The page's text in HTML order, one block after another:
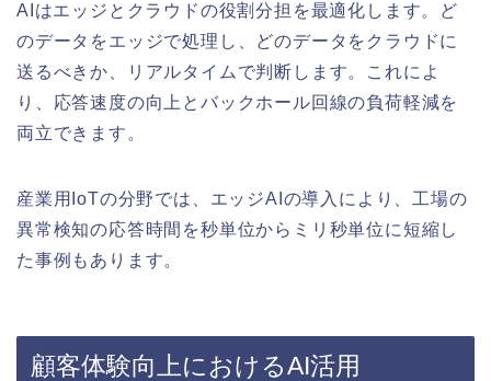
AIはエッジとクラウドの役割分担を最適化します。ど
のデータをエッジで処理し、どのデータをクラウドに
送るべきか、リアルタイムで判断します。これによ
り、応答速度の向上とバックホール回線の負荷軽減を
両立できます。
産業用IoTの分野では、エッジAIの導入により、工場の
異常検知の応答時間を秒単位からミリ秒単位に短縮し
た事例もあります。
顧客体験向上におけるAI活用